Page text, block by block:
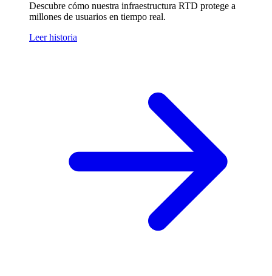
Descubre cómo nuestra infraestructura RTD protege a
millones de usuarios en tiempo real.
Leer historia